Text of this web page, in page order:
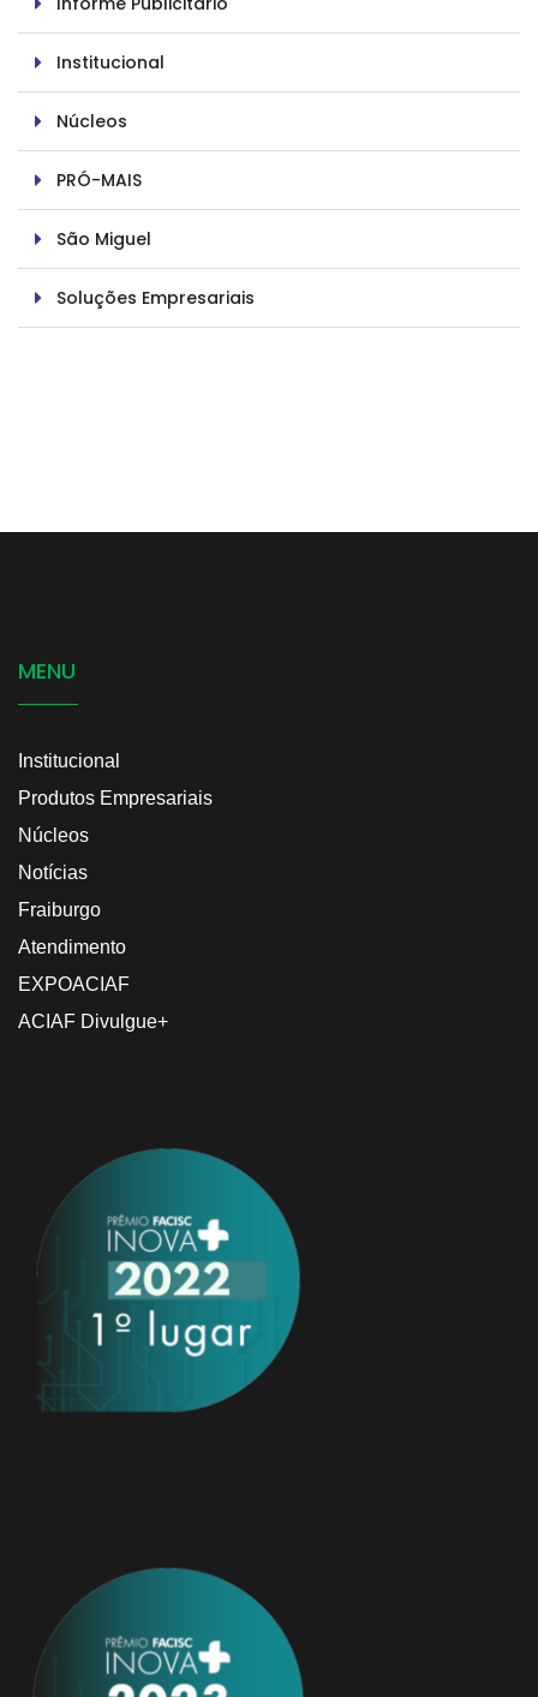
Institucional
Núcleos
PRÓ-MAIS
São Miguel
Soluções Empresariais
MENU
Institucional
Produtos Empresariais
Núcleos
Notícias
Fraiburgo
Atendimento
EXPOACIAF
ACIAF Divulgue+